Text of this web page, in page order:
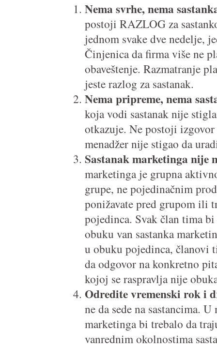
Nema svrhe, nema
postoji RAZLOG za
jednom svake dve nedelje,
Činjenica da firma više ne
obaveštenje. Razmatranje
jeste razlog za sastanak.
Nema pripreme, nema
koja vodi sastanak nije
otkazuje. Ne postoji
menadžer nije stigao da
Sastanak marketinga nije
marketinga je grupna
grupe, ne pojedinačnim
ponižavate pred grupom ili
pojedinca. Svak član tima
obuku van sastanka
u obuku pojedinca, članovi
da odgovor na konkretno
kojoj se raspravlja nije
Odredite vremenski rok i
ne da sede na sastancima.
marketinga bi trebalo da
vanrednim okolnostima